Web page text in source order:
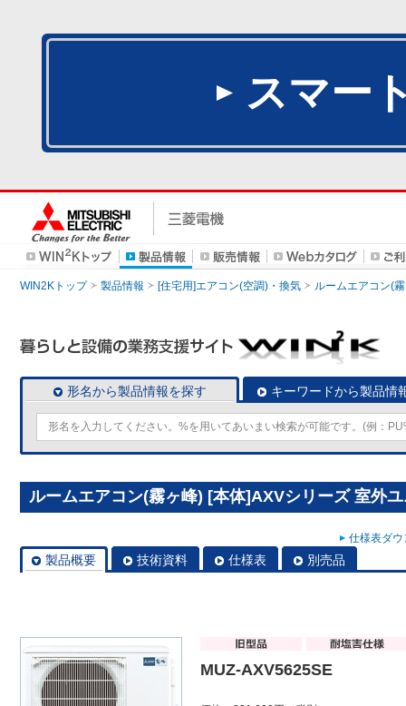
スマー
WIN2Kトップ 製品情報 [住宅用]エアコン(空調)・換気 ルームエアコン(
形名から製品情報を探す キーワードから製品情
ルームエアコン(霧ヶ峰) [本体]AXVシリーズ 室外
仕様表ダ
製品概要 技術資料 仕様表 別売品
MUZ-AXV5625SE